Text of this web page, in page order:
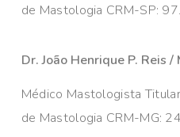
de Mastologia CRM-SP:
Dr. João Henrique P. Reis /
Médico Mastologista
de Mastologia CRM-MG: